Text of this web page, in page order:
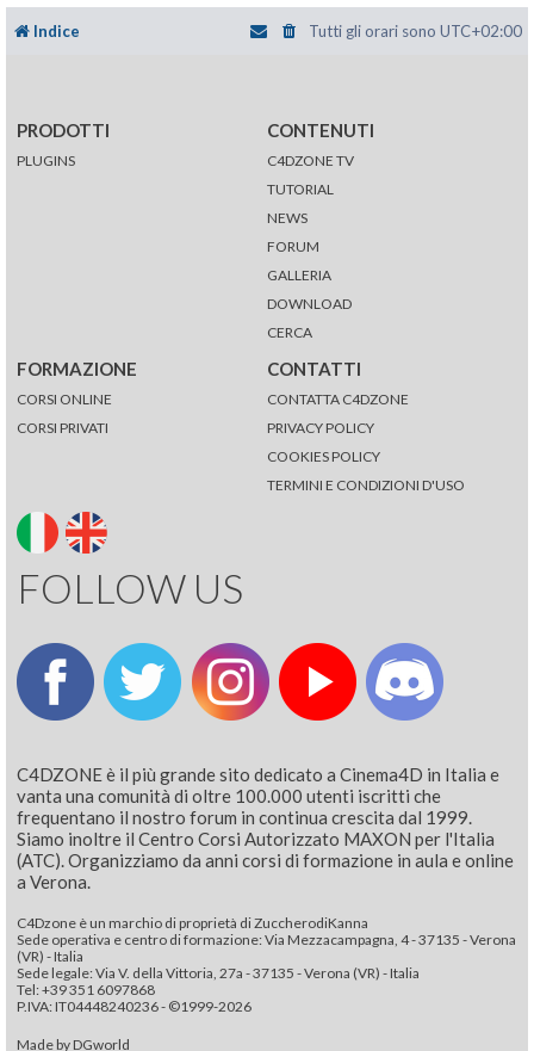
Indice Tutti gli orari sono UTC+02:00
PRODOTTI
PLUGINS
CONTENUTI
C4DZONE TV
TUTORIAL
NEWS
FORUM
GALLERIA
DOWNLOAD
CERCA
FORMAZIONE
CORSI ONLINE
CORSI PRIVATI
CONTATTI
CONTATTA C4DZONE
PRIVACY POLICY
COOKIES POLICY
TERMINI E CONDIZIONI D'USO
FOLLOW US
C4DZONE è il più grande sito dedicato a Cinema4D in Italia e
vanta una comunità di oltre 100.000 utenti iscritti che
frequentano il nostro forum in continua crescita dal 1999.
Siamo inoltre il Centro Corsi Autorizzato MAXON per l'Italia
(ATC). Organizziamo da anni corsi di formazione in aula e online
a Verona.
C4Dzone è un marchio di proprietà di ZuccherodiKanna
Sede operativa e centro di formazione: Via Mezzacampagna, 4 - 37135 - Verona
(VR) - Italia
Sede legale: Via V. della Vittoria, 27a - 37135 - Verona (VR) - Italia
Tel: +39 351 6097868‬
P.IVA: IT04448240236 - ©1999-2026
Made by DGworld